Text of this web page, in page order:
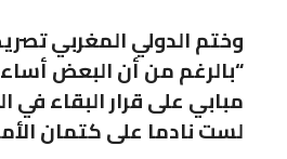
وختم الدولي المغربي
“بالرغم من أن البعض
مبابي على قرار البقاء في
لست نادما على كتمان